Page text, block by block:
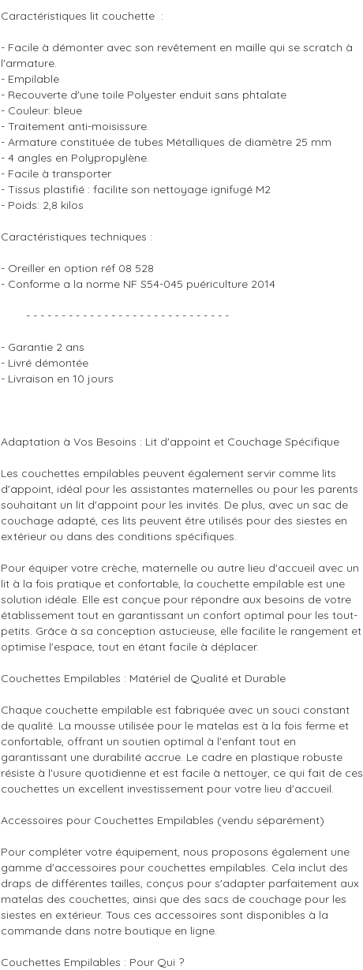
Caractéristiques lit couchette  :
- Facile à démonter avec son revêtement en maille qui se scratch à
l'armature.
- Empilable
- Recouverte d'une toile Polyester enduit sans phtalate
- Couleur: bleue
- Traitement anti-moisissure.
- Armature constituée de tubes Métalliques de diamètre 25 mm
- 4 angles en Polypropylène.
- Facile à transporter
- Tissus plastifié : facilite son nettoyage ignifugé M2
- Poids: 2,8 kilos
Caractéristiques techniques :
- Oreiller en option réf 08 528
- Conforme a la norme NF S54-045 puériculture 2014
- Garantie 2 ans
- Livré démontée
- Livraison en 10 jours
Adaptation à Vos Besoins : Lit d'appoint et Couchage Spécifique
Les couchettes empilables peuvent également servir comme lits
d'appoint, idéal pour les assistantes maternelles ou pour les parents
souhaitant un lit d'appoint pour les invités. De plus, avec un sac de
couchage adapté, ces lits peuvent être utilisés pour des siestes en
extérieur ou dans des conditions spécifiques.
Pour équiper votre crèche, maternelle ou autre lieu d'accueil avec un
lit à la fois pratique et confortable, la couchette empilable est une
solution idéale. Elle est conçue pour répondre aux besoins de votre
établissement tout en garantissant un confort optimal pour les tout-
petits. Grâce à sa conception astucieuse, elle facilite le rangement et
optimise l'espace, tout en étant facile à déplacer.
Couchettes Empilables : Matériel de Qualité et Durable
Chaque couchette empilable est fabriquée avec un souci constant
de qualité. La mousse utilisée pour le matelas est à la fois ferme et
confortable, offrant un soutien optimal à l'enfant tout en
garantissant une durabilité accrue. Le cadre en plastique robuste
résiste à l'usure quotidienne et est facile à nettoyer, ce qui fait de ces
couchettes un excellent investissement pour votre lieu d'accueil.
Accessoires pour Couchettes Empilables (vendu séparément)
Pour compléter votre équipement, nous proposons également une
gamme d'accessoires pour couchettes empilables. Cela inclut des
draps de différentes tailles, conçus pour s'adapter parfaitement aux
matelas des couchettes, ainsi que des sacs de couchage pour les
siestes en extérieur. Tous ces accessoires sont disponibles à la
commande dans notre boutique en ligne.
Couchettes Empilables : Pour Qui ?